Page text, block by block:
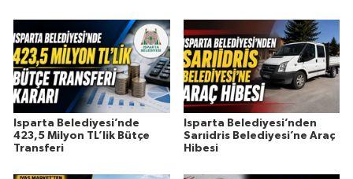
Isparta Belediyesi’nde
423,5 Milyon TL’lik Bütçe
Transferi
Isparta Belediyesi’nden
Sarıidris Belediyesi’ne Araç
Hibesi